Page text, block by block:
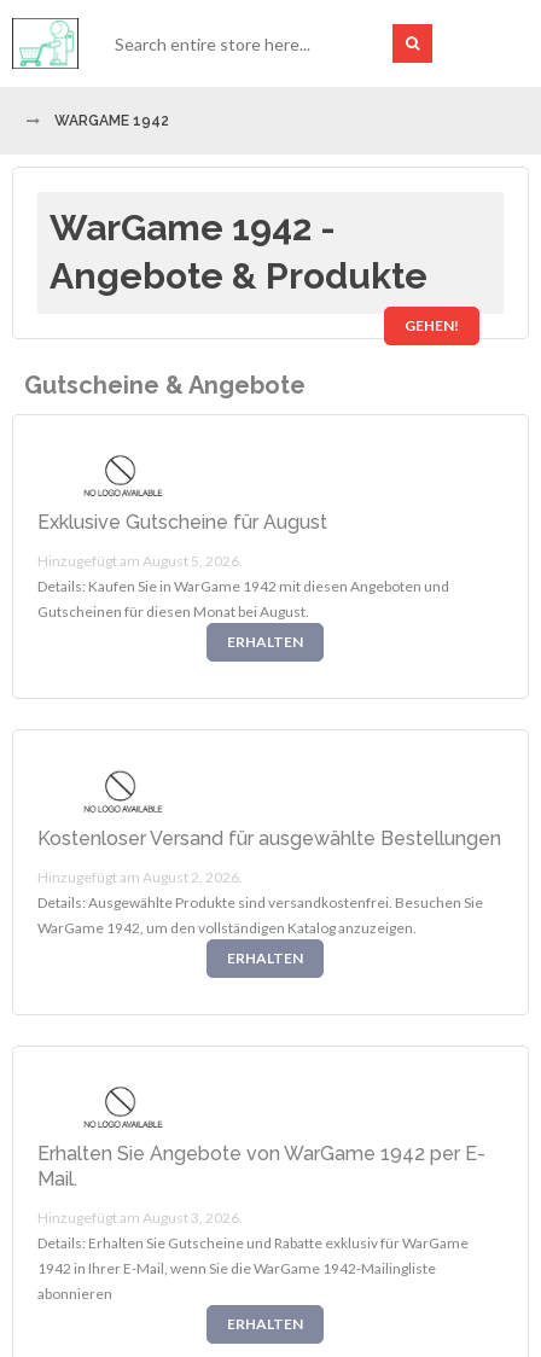
WARGAME 1942
WarGame 1942 -
Angebote & Produkte
GEHEN!
Gutscheine & Angebote
Exklusive Gutscheine für August
Hinzugefügt am August 5, 2026.
Details: Kaufen Sie in WarGame 1942 mit diesen Angeboten und
Gutscheinen für diesen Monat bei August.
ERHALTEN
Kostenloser Versand für ausgewählte Bestellungen
Hinzugefügt am August 2, 2026.
Details: Ausgewählte Produkte sind versandkostenfrei. Besuchen Sie
WarGame 1942, um den vollständigen Katalog anzuzeigen.
ERHALTEN
Erhalten Sie Angebote von WarGame 1942 per E-
Mail.
Hinzugefügt am August 3, 2026.
Details: Erhalten Sie Gutscheine und Rabatte exklusiv für WarGame
1942 in Ihrer E-Mail, wenn Sie die WarGame 1942-Mailingliste
abonnieren
ERHALTEN